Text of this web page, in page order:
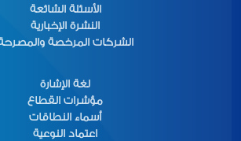
الأسئلة الشائعة
النشرة الإخبارية
الشركات المرخصة
لغة الإشارة
مؤشرات القطاع
أسماء النطاقات
اعتماد النوعية